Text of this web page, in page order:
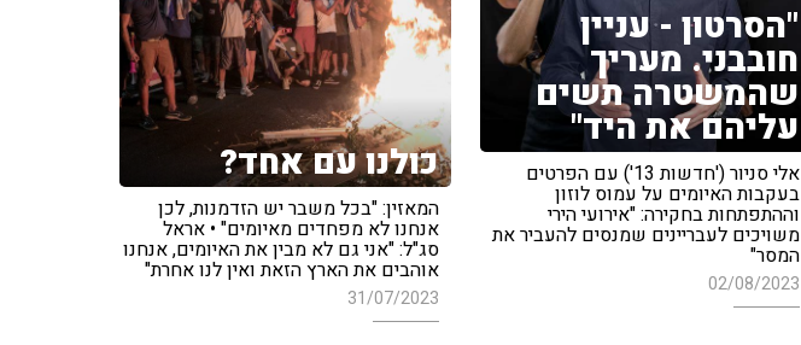
"הסרטון - עניין
חובבני. מעריך
שהמשטרה תשים
עליהם את היד"
אלי סניור ('חדשות 13') עם הפרטים
בעקבות האיומים על עמוס לוזון
וההתפתחות בחקירה: "אירועי הירי
משויכים לעבריינים שמנסים להעביר את
המסר"
02/08/2023
כולנו עם אחד?
המאזין: "בכל משבר יש הזדמנות, לכן
אנחנו לא מפחדים מאיומים" • אראל
סג"ל: "אני גם לא מבין את האיומים, אנחנו
אוהבים את הארץ הזאת ואין לנו אחרת"
31/07/2023